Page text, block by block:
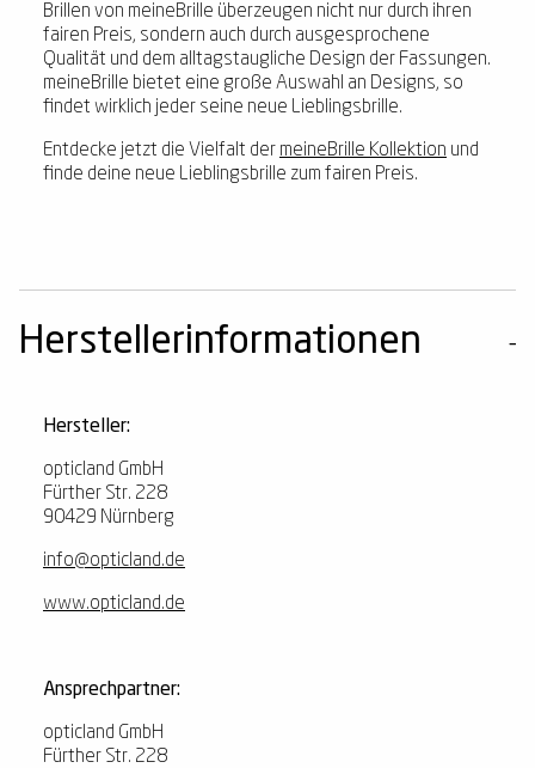
Brillen von meineBrille überzeugen nicht nur durch ihren
fairen Preis, sondern auch durch ausgesprochene
Qualität und dem alltagstaugliche Design der Fassungen.
meineBrille bietet eine große Auswahl an Designs, so
findet wirklich jeder seine neue Lieblingsbrille.
Entdecke jetzt die Vielfalt der meineBrille Kollektion und
finde deine neue Lieblingsbrille zum fairen Preis.
Herstellerinformationen
Hersteller:
opticland GmbH
Fürther Str. 228
90429 Nürnberg
info@opticland.de
www.opticland.de
Ansprechpartner:
opticland GmbH
Fürther Str. 228